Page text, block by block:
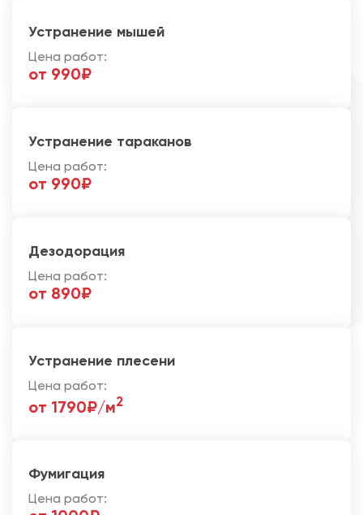
Устранение мышей
Цена работ:
от 990₽
Устранение тараканов
Цена работ:
от 990₽
Дезодорация
Цена работ:
от 890₽
Устранение плесени
Цена работ:
от 1790₽/м2
Фумигация
Цена работ: